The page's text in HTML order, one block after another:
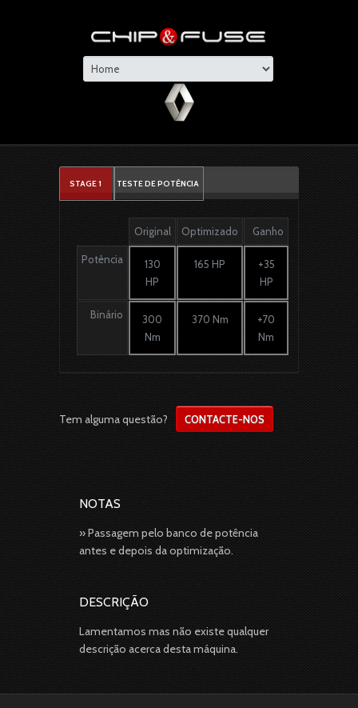
STAGE 1 TESTE DE POTÊNCIA
Original Optimizado Ganho
Potência
130
HP
165 HP
+35
HP
Binário
300
Nm
370 Nm
+70
Nm
Tem alguma questão? CONTACTE-NOS
NOTAS
» Passagem pelo banco de potência
antes e depois da optimização.
DESCRIÇÃO
Lamentamos mas não existe qualquer
descrição acerca desta máquina.